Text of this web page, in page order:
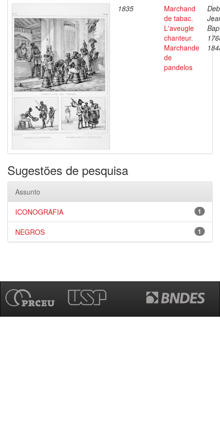
1835
Marchand
de tabac.
L'aveugle
chanteur.
Marchande
de
pandelos
Sugestões de pesquisa
Assunto
1
ICONOGRAFIA
1
NEGROS